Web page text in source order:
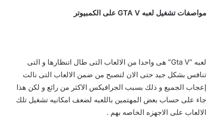
مواصفات تشغيل لعبه GTA V على الكمبيوتر
لعبه “Gta V” هى واحدا من الالعاب التى طال اتنظارها و التى
تنافس بشكل جيد حتى الان لتصبح من ضمن الالعاب التى نالت
إعجاب الجميع و ذلك بسبب الجرافيكس الاكثر من رائع و لكن هذا
جاء على حساب بعض المهتمين باللعبه لضعف امكانيه تشغيل تلك
الالعاب على الاجهزه الخاصه بهم .